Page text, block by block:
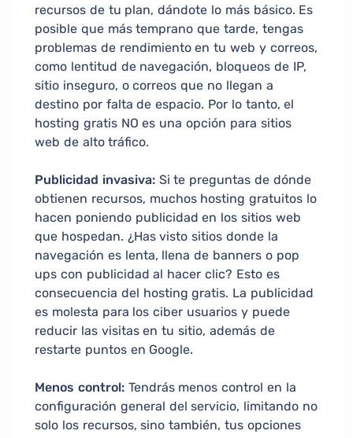
recursos de tu plan, dándote lo más básico. Es
posible que más temprano que tarde, tengas
problemas de rendimiento en tu web y correos,
como lentitud de navegación, bloqueos de IP,
sitio inseguro, o correos que no llegan a
destino por falta de espacio. Por lo tanto, el
hosting gratis NO es una opción para sitios
web de alto tráfico.
Publicidad invasiva:Si te preguntas de dónde
obtienen recursos, muchos hosting gratuitos lo
hacen poniendo publicidad en los sitios web
que hospedan. ¿Has visto sitios donde la
navegación es lenta, llena de banners o pop
ups con publicidad al hacer clic? Esto es
consecuencia del hosting gratis. La publicidad
es molesta para los ciber usuarios y puede
reducir las visitas en tu sitio, además de
restarte puntos en Google.
Menos control:Tendrás menos control en la
configuración general del servicio, limitando no
solo los recursos, sino también, tus opciones